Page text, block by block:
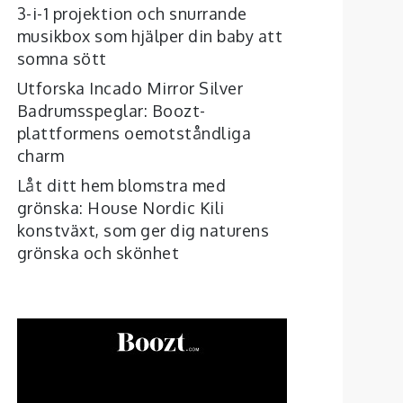
3-i-1 projektion och snurrande
musikbox som hjälper din baby att
somna sött
Utforska Incado Mirror Silver
Badrumsspeglar: Boozt-
plattformens oemotståndliga
charm
Låt ditt hem blomstra med
grönska: House Nordic Kili
konstväxt, som ger dig naturens
grönska och skönhet